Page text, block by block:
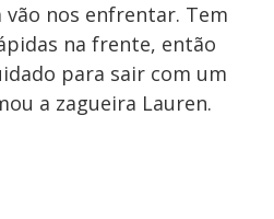
nos enfrentar. Tem
na frente, então
para sair com um
a zagueira Lauren.